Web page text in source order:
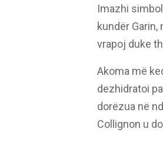
Imazhi
kundër
vrapoj duke
Akoma më
dezhidratoi
dorëzua në
Collignon u